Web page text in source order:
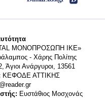
MONΟΠΡΟΣΩΠΗ ΙΚΕ»
- Χάρης Πολίτης
Άγιοι Ανάργυροι, 13561
ΚΕΦΟΔΕ ΑΤΤΙΚΗΣ
Ευστάθιος Μοσχονάς